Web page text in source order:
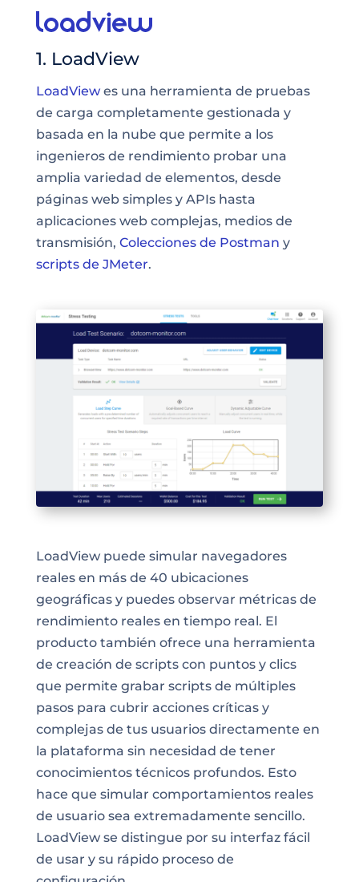
1. LoadView
LoadViewes una herramienta de pruebas
de carga completamente gestionada y
basada en la nube que permite a los
ingenieros de rendimiento probar una
amplia variedad de elementos, desde
páginas web simples y APIs hasta
aplicaciones web complejas, medios de
transmisión, Colecciones de Postman y
scripts de JMeter.
LoadView puede simular navegadores
reales en más de 40 ubicaciones
geográficas y puedes observar métricas de
rendimiento reales en tiempo real. El
producto también ofrece una herramienta
de creación de scripts con puntos y clics
que permite grabar scripts de múltiples
pasos para cubrir acciones críticas y
complejas de tus usuarios directamente en
la plataforma sin necesidad de tener
conocimientos técnicos profundos. Esto
hace que simular comportamientos reales
de usuario sea extremadamente sencillo.
LoadView se distingue por su interfaz fácil
de usar y su rápido proceso de